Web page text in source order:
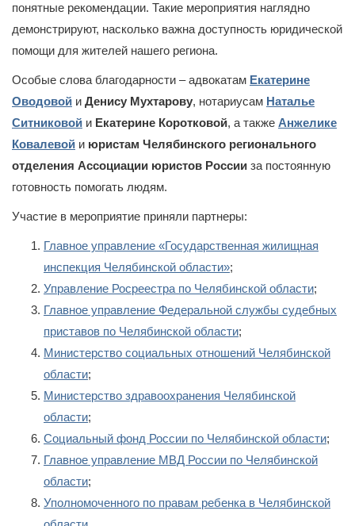
понятные рекомендации. Такие мероприятия наглядно
демонстрируют, насколько важна доступность юридической
помощи для жителей нашего региона.
Особые слова благодарности – адвокатам Екатерине
Оводовой и Денису Мухтарову, нотариусам Наталье
Ситниковой и Екатерине Коротковой, а также Анжелике
Ковалевой и юристам Челябинского регионального
отделения Ассоциации юристов России за постоянную
готовность помогать людям.
Участие в мероприятие приняли партнеры:
Главное управление «Государственная жилищная
инспекция Челябинской области»;
Управление Росреестра по Челябинской области;
Главное управление Федеральной службы судебных
приставов по Челябинской области;
Министерство социальных отношений Челябинской
области;
Министерство здравоохранения Челябинской
области;
Социальный фонд России по Челябинской области;
Главное управление МВД России по Челябинской
области;
Уполномоченного по правам ребенка в Челябинской